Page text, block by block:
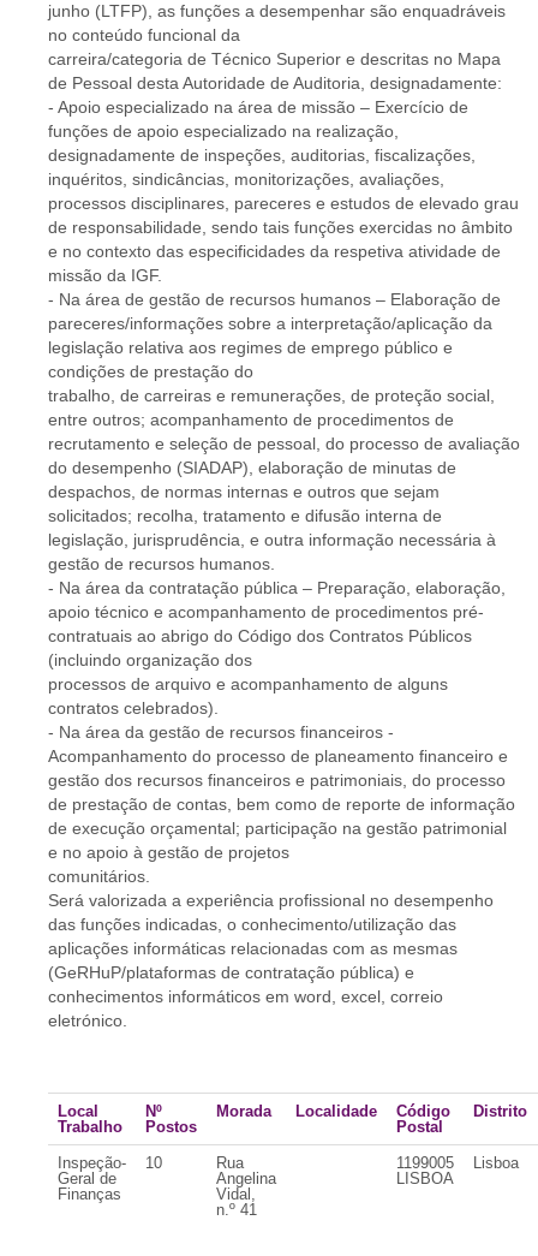
junho (LTFP), as funções a desempenhar são enquadráveis
no conteúdo funcional da
carreira/categoria de Técnico Superior e descritas no Mapa
de Pessoal desta Autoridade de Auditoria, designadamente:
- Apoio especializado na área de missão – Exercício de
funções de apoio especializado na realização,
designadamente de inspeções, auditorias, fiscalizações,
inquéritos, sindicâncias, monitorizações, avaliações,
processos disciplinares, pareceres e estudos de elevado grau
de responsabilidade, sendo tais funções exercidas no âmbito
e no contexto das especificidades da respetiva atividade de
missão da IGF.
- Na área de gestão de recursos humanos – Elaboração de
pareceres/informações sobre a interpretação/aplicação da
legislação relativa aos regimes de emprego público e
condições de prestação do
trabalho, de carreiras e remunerações, de proteção social,
entre outros; acompanhamento de procedimentos de
recrutamento e seleção de pessoal, do processo de avaliação
do desempenho (SIADAP), elaboração de minutas de
despachos, de normas internas e outros que sejam
solicitados; recolha, tratamento e difusão interna de
legislação, jurisprudência, e outra informação necessária à
gestão de recursos humanos.
- Na área da contratação pública – Preparação, elaboração,
apoio técnico e acompanhamento de procedimentos pré-
contratuais ao abrigo do Código dos Contratos Públicos
(incluindo organização dos
processos de arquivo e acompanhamento de alguns
contratos celebrados).
- Na área da gestão de recursos financeiros -
Acompanhamento do processo de planeamento financeiro e
gestão dos recursos financeiros e patrimoniais, do processo
de prestação de contas, bem como de reporte de informação
de execução orçamental; participação na gestão patrimonial
e no apoio à gestão de projetos
comunitários.
Será valorizada a experiência profissional no desempenho
das funções indicadas, o conhecimento/utilização das
aplicações informáticas relacionadas com as mesmas
(GeRHuP/plataformas de contratação pública) e
conhecimentos informáticos em word, excel, correio
eletrónico.
Local
Trabalho
Nº
Postos
Morada Localidade
Código
Postal
Distrito
Inspeção-
Geral de
Finanças
10
Rua
Angelina
Vidal,
n.º 41
1199005
LISBOA
Lisboa